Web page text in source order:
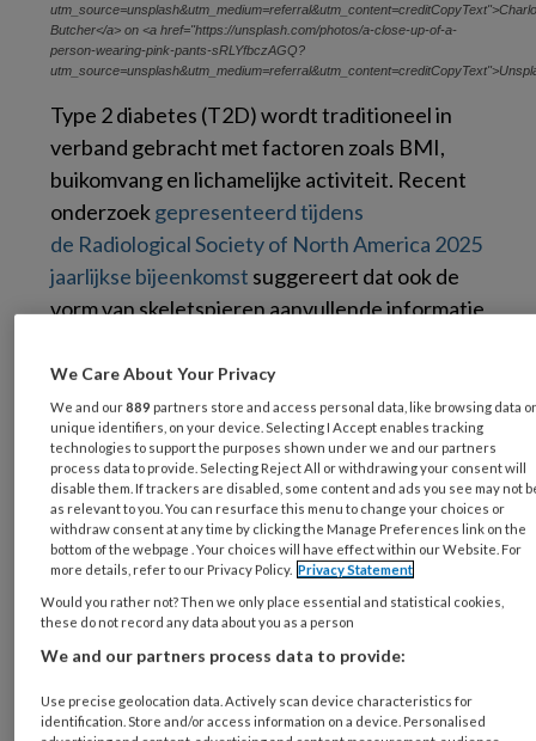
Butcher</a> on <a href="https://unsplash.com/photos/a-close-up-of-a-
person-wearing-pink-pants-sRLYfbczAGQ?
Type 2 diabetes (T2D) wordt traditioneel in
verband gebracht met factoren zoals BMI,
buikomvang en lichamelijke activiteit. Recent
onderzoekgepresenteerd tijdens
de Radiological Society of North America 2025
jaarlijkse bijeenkomst suggereert dat ook de
vorm van skeletspieren aanvullende informatie
grote MRI-studie uit het Verenigd Koninkrijk
richtte zich op de gluteus maximus en laat zien
dat veranderingen in spiermorfologie
samenhangen met het risico op T2D, waarbij
mannen en vrouwen verschillende patronen
vertonen.
Onderzoek naar de
gluteus maximus
We Care About Your Privacy
We and our889 partners store and access personal data, like browsing data
unique identifiers, on your device. Selecting I Accept enables tracking
technologies to support the purposes shown under we and our partners
process data to provide. Selecting Reject All or withdrawing your consent will
disable them. If trackers are disabled, some content and ads you see may not
as relevant to you. You can resurface this menu to change your choices or
withdraw consent at any time by clicking the Manage Preferences link on the
bottom of the webpage . Your choices will have effect within our Website. For
more details, refer to our Privacy Policy. Privacy Statement
Would you rather not? Then we only place essential and statistical cookies,
these do not record any data about you as a person
We and our partners process data to provide:
Use precise geolocation data. Actively scan device characteristics for
identification. Store and/or access information on a device. Personalised